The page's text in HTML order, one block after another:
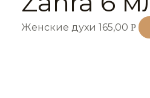
Женские духи165,00Р